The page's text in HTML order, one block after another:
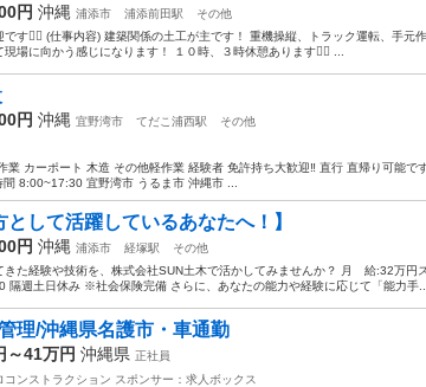
円 沖縄 浦添市 浦添前田駅
その他
です🙆‍♂️ (仕事内容) 建築関係の土工が主です！ 重機操縦、トラック運転、手元
場に向かう感じになります！ １０時、３時休憩あります🙆‍♂️ ...
円 沖縄 宜野湾市 てだこ浦西駅
その他
業 カーポート 木造 その他軽作業 経験者 免許持ち大歓迎‼️ 直行 直帰り可能で
8:00~17:30 宜野湾市 うるま市 沖縄市 ...
として活躍しているあなたへ！】
円 沖縄 浦添市 経塚駅
その他
きた経験や技術を、株式会社SUN土木で活かしてみませんか？ 月 給:32万円
隔週土日休み ※社会保険完備 さらに、あなたの能力や経験に応じて「能力手...
理/沖縄県名護市・車通勤
～41万円 沖縄県 正社員
コンストラクション スポンサー：求人ボックス